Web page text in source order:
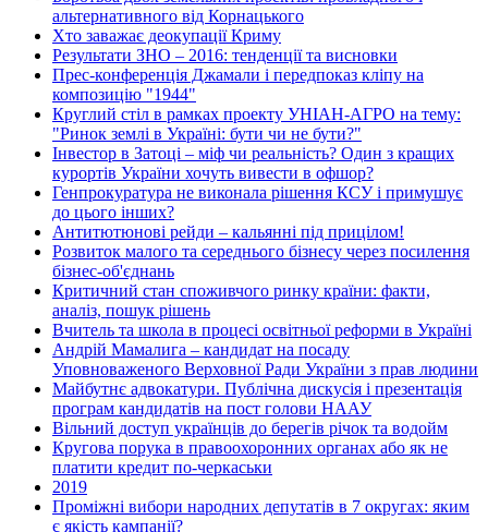
альтернативного від Корнацького
Хто заважає деокупації Криму
Результати ЗНО – 2016: тенденції та висновки
Прес-конференція Джамали і передпоказ кліпу на
композицію "1944"
Круглий стіл в рамках проекту УНІАН-АГРО на тему:
"Ринок землі в Україні: бути чи не бути?"
Інвестор в Затоці – міф чи реальність? Один з кращих
курортів України хочуть вивести в офшор?
Генпрокуратура не виконала рішення КСУ і примушує
до цього інших?
Антитютюнові рейди – кальянні під прицілом!
Розвиток малого та середнього бізнесу через посилення
бізнес-об'єднань
Критичний стан споживчого ринку країни: факти,
аналіз, пошук рішень
Вчитель та школа в процесі освітньої реформи в Україні
Андрій Мамалига – кандидат на посаду
Уповноваженого Верховної Ради України з прав людини
Майбутнє адвокатури. Публічна дискусія і презентація
програм кандидатів на пост голови НААУ
Вільний доступ українців до берегів річок та водойм
Кругова порука в правоохоронних органах або як не
платити кредит по-черкаськи
2019
Проміжні вибори народних депутатів в 7 округах: яким
є якість кампанії?